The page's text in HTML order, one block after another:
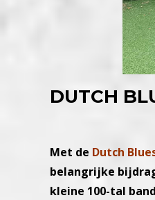
DUTCH
Met de Dutch
belangrijke
kleine 100-tal